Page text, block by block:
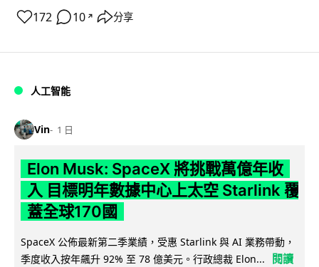
172 10 ↗ 分享
人工智能
Vin 1 日
Elon Musk: SpaceX 將挑戰萬億年收
入 目標明年數據中心上太空 Starlink 覆
蓋全球170國
SpaceX 公佈最新第二季業績，受惠 Starlink 與 AI 業務帶動，
季度收入按年飆升 92% 至 78 億美元。行政總裁 Elon...
閱讀